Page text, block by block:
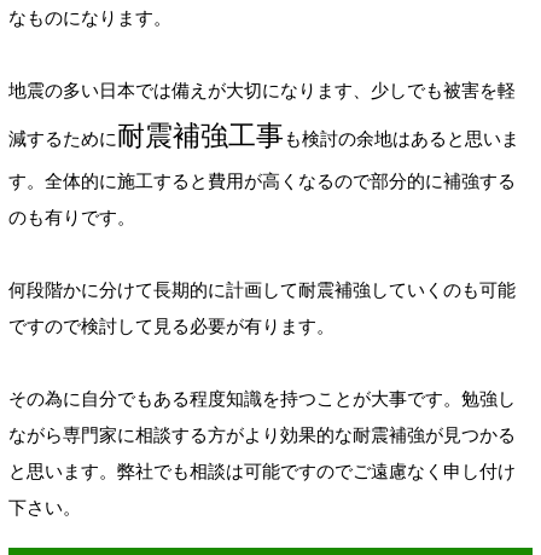
なものになります。
地震の多い日本では備えが大切になります、少しでも被害を軽
減するために耐震補強工事も検討の余地はあると思いま
す。全体的に施工すると費用が高くなるので部分的に補強する
のも有りです。
何段階かに分けて長期的に計画して耐震補強していくのも可能
ですので検討して見る必要が有ります。
その為に自分でもある程度知識を持つことが大事です。勉強し
ながら専門家に相談する方がより効果的な耐震補強が見つかる
と思います。弊社でも相談は可能ですのでご遠慮なく申し付け
下さい。